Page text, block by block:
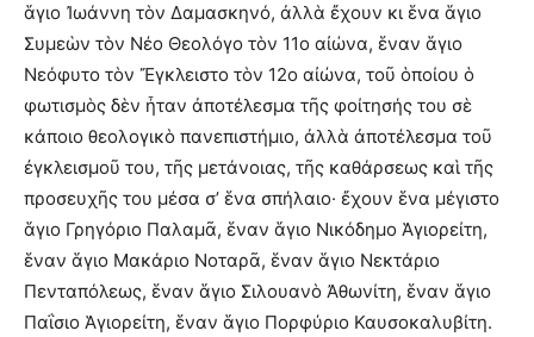
ἅγιο Ἰωάννη τὸν Δαμασκηνό, ἀλλὰ ἔχουν κι ἕνα ἅγιο
Συμεὼν τὸν Νέο Θεολόγο τὸν 11ο αἰώνα, ἕναν ἅγιο
Νεόφυτο τὸν Ἔγκλειστο τὸν 12ο αἰώνα, τοῦ ὁποίου ὁ
φωτισμὸς δὲν ἦταν ἀποτέλεσμα τῆς φοίτησής του σὲ
κάποιο θεολογικὸ πανεπιστήμιο, ἀλλὰ ἀποτέλεσμα τοῦ
ἐγκλεισμοῦ του, τῆς μετάνοιας, τῆς καθάρσεως καὶ τῆς
προσευχῆς του μέσα σ’ ἕνα σπήλαιο· ἔχουν ἕνα μέγιστο
ἅγιο Γρηγόριο Παλαμᾶ, ἕναν ἅγιο Νικόδημο Ἁγιορείτη,
ἕναν ἅγιο Μακάριο Νοταρᾶ, ἕναν ἅγιο Νεκτάριο
Πενταπόλεως, ἕναν ἅγιο Σιλουανὸ Ἀθωνίτη, ἕναν ἅγιο
Παΐσιο Ἁγιορείτη, ἕναν ἅγιο Πορφύριο Καυσοκαλυβίτη.